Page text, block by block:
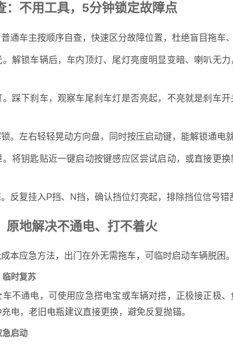
：不用工具，5分钟锁定故障点
车主按顺序自查，快速区分故障位置，杜绝盲目拖车、
锁车辆后，车内顶灯、尾灯亮度明显变暗、喇叭无力
下刹车，观察车尾刹车灯是否亮起，不亮就是刹车开
左右轻轻晃动方向盘，同时按压启动键，能解锁通电就
钥匙贴近一键启动按键感应区尝试启动，或直接更换
复挂入P挡、N挡，确认挡位灯亮起，排除挡位信号错
原地解决不通电、打不着火
应急方法，出门在外无需拖车，可临时启动车辆脱困。
临时复苏
通电，可使用应急搭电宝或车辆对搭，正极接正极、
电，老旧电瓶建议直接更换，避免反复抛锚。
急启动